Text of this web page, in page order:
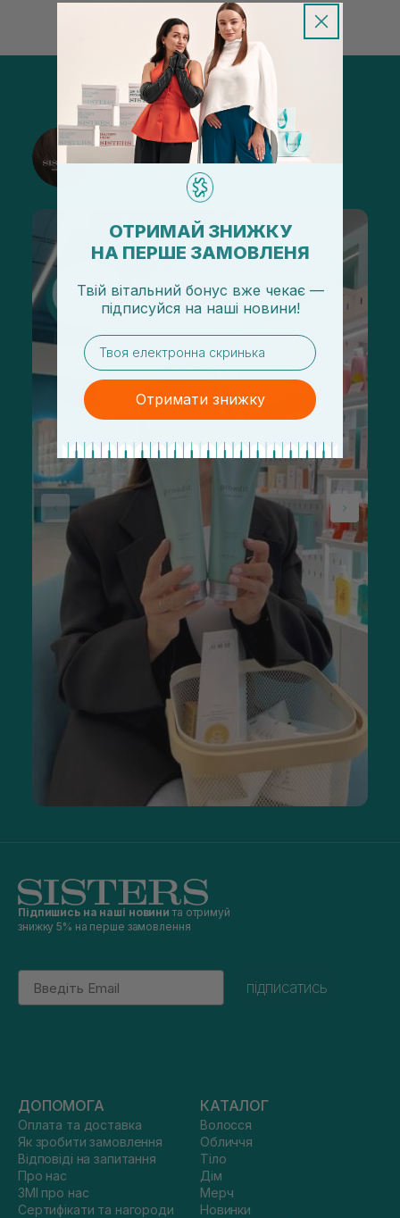
@sisters_stelmakh в Instagram
Підпишись на наші новини та отримуй
знижку 5% на перше замовлення
Email
підписатись
ДОПОМОГА
Оплата та доставка
Як зробити замовлення
Відповіді на запитання
Про нас
ЗМІ про нас
Сертифікати та нагороди
КАТАЛОГ
Волосся
Обличчя
Тіло
Дім
Мерч
Новинки
ОТРИМАЙ ЗНИЖКУ
НА ПЕРШЕ ЗАМОВЛЕНЯ
Твій вітальний бонус вже чекає —
підписуйся на наші новини!
email
Отримати знижку